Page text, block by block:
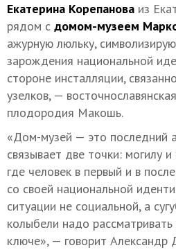
Екатерина Корепанова из
рядом с домом-музеем
ажурную люльку,
зарождения национальной
стороне инсталляции,
узелков, —
плодородия Макошь.
«Дом-музей — это последний
связывает две точки: могилу
где человек в первый и в
со своей национальной
ситуации не социальной, а
колыбели надо
ключе», — говорит Александр